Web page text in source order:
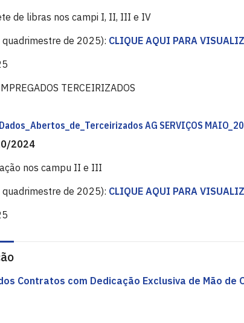
de libras nos campi I, II, III e IV
de 2025): CLIQUE AQUI PARA
TERCEIRIZADOS
AG SERVIÇOS
2024
nos campu II e III
de 2025): CLIQUE AQUI PARA
Contratos com Dedicação Exclusiva de Mão de